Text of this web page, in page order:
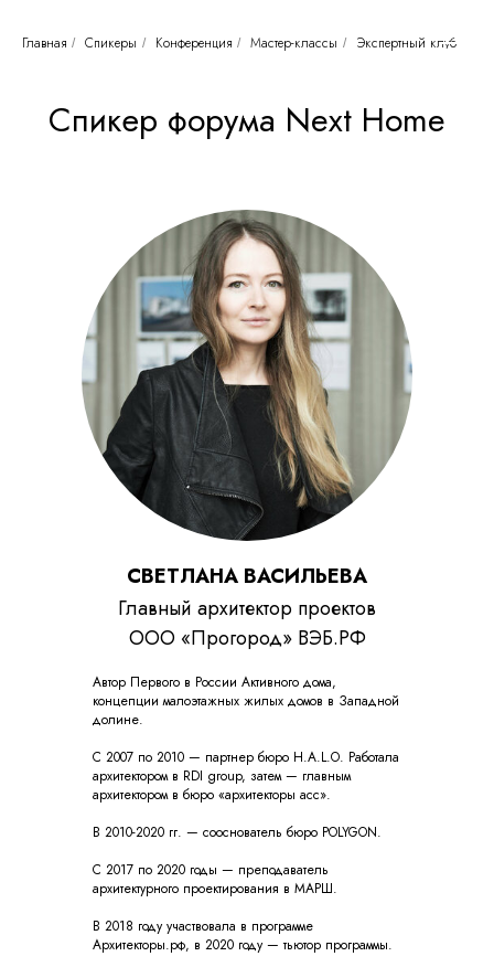
Главная / Спикеры / Конференция / Мастер-классы / Экспертный клуб
Спикер форума Next Home
СВЕТЛАНА ВАСИЛЬЕВА
Главный архитектор проектов
ООО «Прогород» ВЭБ.РФ
Автор Первого в России Активного дома,
концепции малоэтажных жилых домов в Западной
долине.
С 2007 по 2010 — партнер бюро H.A.L.O. Работала
архитектором в RDI group, затем — главным
архитектором в бюро «архитекторы асс».
В 2010-2020 гг. — сооснователь бюро POLYGON.
С 2017 по 2020 годы — преподаватель
архитектурного проектирования в МАРШ.
В 2018 году участвовала в программе
Архитекторы.рф, в 2020 году — тьютор программы.